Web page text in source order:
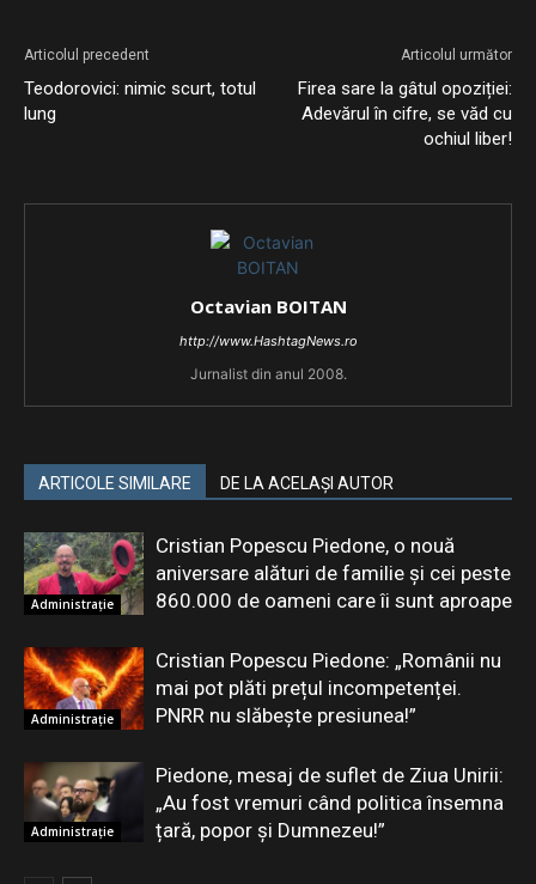
Articolul precedent
Teodorovici: nimic scurt, totul
lung
Articolul următor
Firea sare la gâtul opoziției:
Adevărul în cifre, se văd cu
ochiul liber!
Octavian BOITAN
http://www.HashtagNews.ro
Jurnalist din anul 2008.
ARTICOLE SIMILARE DE LA ACELAȘI AUTOR
Administrație
Cristian Popescu Piedone, o nouă
aniversare alături de familie și cei peste
860.000 de oameni care îi sunt aproape
Administrație
Cristian Popescu Piedone: „Românii nu
mai pot plăti prețul incompetenței.
PNRR nu slăbește presiunea!”
Administrație
Piedone, mesaj de suflet de Ziua Unirii:
„Au fost vremuri când politica însemna
țară, popor și Dumnezeu!”